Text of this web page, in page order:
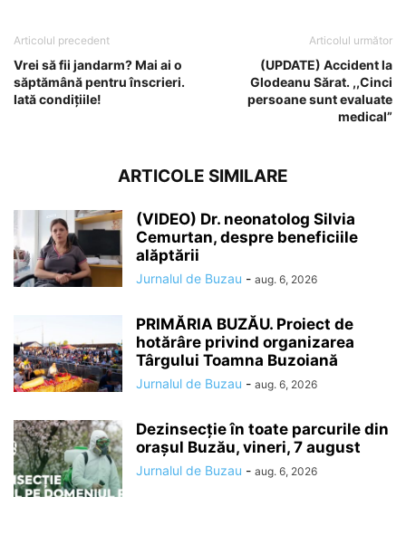
Articolul precedent
Vrei să fii jandarm? Mai ai o
săptămână pentru înscrieri.
Iată condițiile!
Articolul următor
(UPDATE) Accident la
Glodeanu Sărat. ,,Cinci
persoane sunt evaluate
medical”
ARTICOLE SIMILARE
(VIDEO) Dr. neonatolog Silvia
Cemurtan, despre beneficiile
alăptării
Jurnalul de Buzau - aug. 6, 2026
PRIMĂRIA BUZĂU. Proiect de
hotărâre privind organizarea
Târgului Toamna Buzoiană
Jurnalul de Buzau - aug. 6, 2026
Dezinsecție în toate parcurile din
orașul Buzău, vineri, 7 august
Jurnalul de Buzau - aug. 6, 2026